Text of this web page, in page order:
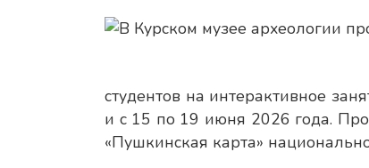
студентов на интерактивное
и с 15 по 19 июня 2026 года.
«Пушкинская карта»